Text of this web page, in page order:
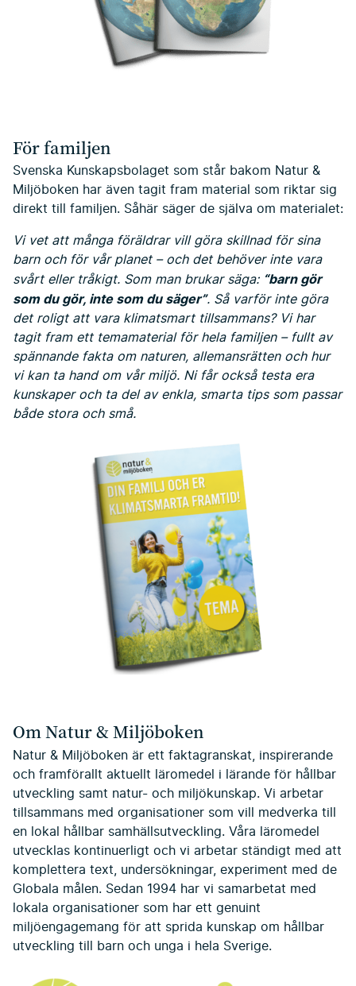
För familjen
Svenska Kunskapsbolaget som står bakom Natur &
Miljöboken har även tagit fram material som riktar sig
direkt till familjen. Såhär säger de själva om materialet:
Vi vet att många föräldrar vill göra skillnad för sina
barn och för vår planet – och det behöver inte vara
svårt eller tråkigt. Som man brukar säga: “barn gör
som du gör, inte som du säger”. Så varför inte göra
det roligt att vara klimatsmart tillsammans? Vi har
tagit fram ett temamaterial för hela familjen – fullt av
spännande fakta om naturen, allemansrätten och hur
vi kan ta hand om vår miljö. Ni får också testa era
kunskaper och ta del av enkla, smarta tips som passar
både stora och små.
Om Natur & Miljöboken
Natur & Miljöboken är ett faktagranskat, inspirerande
och framförallt aktuellt läromedel i lärande för hållbar
utveckling samt natur- och miljökunskap. Vi arbetar
tillsammans med organisationer som vill medverka till
en lokal hållbar samhällsutveckling. Våra läromedel
utvecklas kontinuerligt och vi arbetar ständigt med att
komplettera text, undersökningar, experiment med de
Globala målen. Sedan 1994 har vi samarbetat med
lokala organisationer som har ett genuint
miljöengagemang för att sprida kunskap om hållbar
utveckling till barn och unga i hela Sverige.